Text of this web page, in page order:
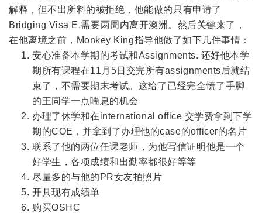
解释，但不出所料的被拒绝，他能做的只有申请了
Bridging Visa E,需要两周内离开澳洲。然后关键来了，
在他离境之前，Monkey King指导他做了如下几件事情：
安心准备本学期的考试和Assignments. 还好他本学
期所有课程在11月5日交完所有assignments后就结
束了，不需要期末考试。这给了已经完全慌了手脚
的王同学一点喘息的机会
办理了休学和在international office 交学费拿到下学
期的COE，并拿到了办理他的case的officer的名片
联系了他的两位任课老师，为他写信证明他是一个
好学生，各项成绩和出勤率都很好等等
尽量多的与他的PR女友拍照片
开具现有成绩单
购买OSHC